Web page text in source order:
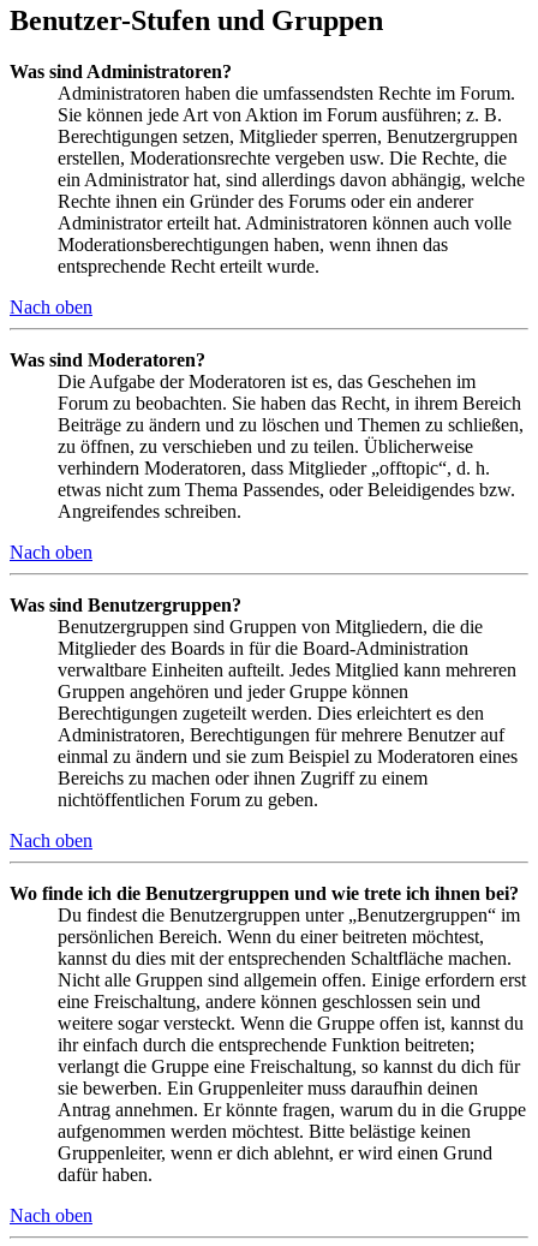
Benutzer-Stufen und Gruppen
Was sind Administratoren?
Administratoren haben die umfassendsten Rechte im Forum.
Sie können jede Art von Aktion im Forum ausführen; z. B.
Berechtigungen setzen, Mitglieder sperren, Benutzergruppen
erstellen, Moderationsrechte vergeben usw. Die Rechte, die
ein Administrator hat, sind allerdings davon abhängig, welche
Rechte ihnen ein Gründer des Forums oder ein anderer
Administrator erteilt hat. Administratoren können auch volle
Moderationsberechtigungen haben, wenn ihnen das
entsprechende Recht erteilt wurde.
Nach oben
Was sind Moderatoren?
Die Aufgabe der Moderatoren ist es, das Geschehen im
Forum zu beobachten. Sie haben das Recht, in ihrem Bereich
Beiträge zu ändern und zu löschen und Themen zu schließen,
zu öffnen, zu verschieben und zu teilen. Üblicherweise
verhindern Moderatoren, dass Mitglieder „offtopic“, d. h.
etwas nicht zum Thema Passendes, oder Beleidigendes bzw.
Angreifendes schreiben.
Nach oben
Was sind Benutzergruppen?
Benutzergruppen sind Gruppen von Mitgliedern, die die
Mitglieder des Boards in für die Board-Administration
verwaltbare Einheiten aufteilt. Jedes Mitglied kann mehreren
Gruppen angehören und jeder Gruppe können
Berechtigungen zugeteilt werden. Dies erleichtert es den
Administratoren, Berechtigungen für mehrere Benutzer auf
einmal zu ändern und sie zum Beispiel zu Moderatoren eines
Bereichs zu machen oder ihnen Zugriff zu einem
nichtöffentlichen Forum zu geben.
Nach oben
Wo finde ich die Benutzergruppen und wie trete ich ihnen bei?
Du findest die Benutzergruppen unter „Benutzergruppen“ im
persönlichen Bereich. Wenn du einer beitreten möchtest,
kannst du dies mit der entsprechenden Schaltfläche machen.
Nicht alle Gruppen sind allgemein offen. Einige erfordern erst
eine Freischaltung, andere können geschlossen sein und
weitere sogar versteckt. Wenn die Gruppe offen ist, kannst du
ihr einfach durch die entsprechende Funktion beitreten;
verlangt die Gruppe eine Freischaltung, so kannst du dich für
sie bewerben. Ein Gruppenleiter muss daraufhin deinen
Antrag annehmen. Er könnte fragen, warum du in die Gruppe
aufgenommen werden möchtest. Bitte belästige keinen
Gruppenleiter, wenn er dich ablehnt, er wird einen Grund
dafür haben.
Nach oben